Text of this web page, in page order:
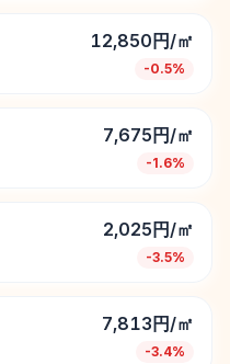
12,850円/㎡
-0.5%
7,675円/㎡
-1.6%
2,025円/㎡
-3.5%
7,813円/㎡
-3.4%